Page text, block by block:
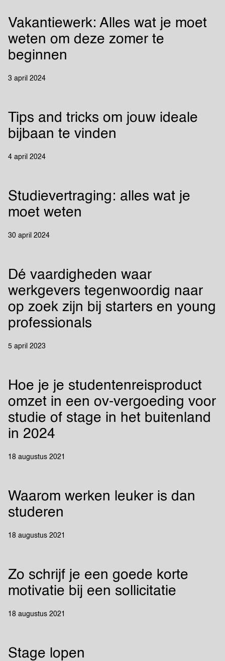
Vakantiewerk: Alles wat je moet
weten om deze zomer te
beginnen
3 april 2024
Tips and tricks om jouw ideale
bijbaan te vinden
4 april 2024
Studievertraging: alles wat je
moet weten
30 april 2024
Dé vaardigheden waar
werkgevers tegenwoordig naar
op zoek zijn bij starters en young
professionals
5 april 2023
Hoe je je studentenreisproduct
omzet in een ov-vergoeding voor
studie of stage in het buitenland
in 2024
18 augustus 2021
Waarom werken leuker is dan
studeren
18 augustus 2021
Zo schrijf je een goede korte
motivatie bij een sollicitatie
18 augustus 2021
Stage lopen